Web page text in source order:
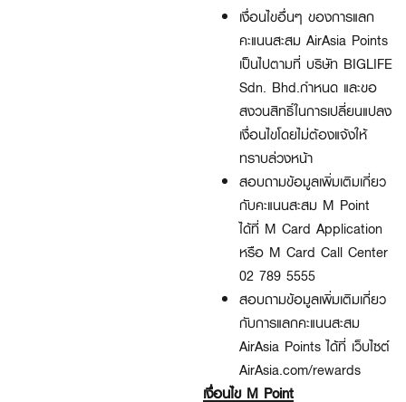
เงื่อนไขอื่นๆ ของการแลก
คะแนนสะสม AirAsia Points
เป็นไปตามที่ บริษัท BIGLIFE
Sdn. Bhd.กำหนด และขอ
สงวนสิทธิ์ในการเปลี่ยนแปลง
เงื่อนไขโดยไม่ต้องแจ้งให้
ทราบล่วงหน้า
สอบถามข้อมูลเพิ่มเติมเกี่ยว
กับคะแนนสะสม M Point
ได้ที่ M Card Application
หรือ M Card Call Center
02 789 5555
สอบถามข้อมูลเพิ่มเติมเกี่ยว
กับการแลกคะแนนสะสม
AirAsia Points ได้ที่ เว็บไซต์
AirAsia.com/rewards
เงื่อนไข M Point